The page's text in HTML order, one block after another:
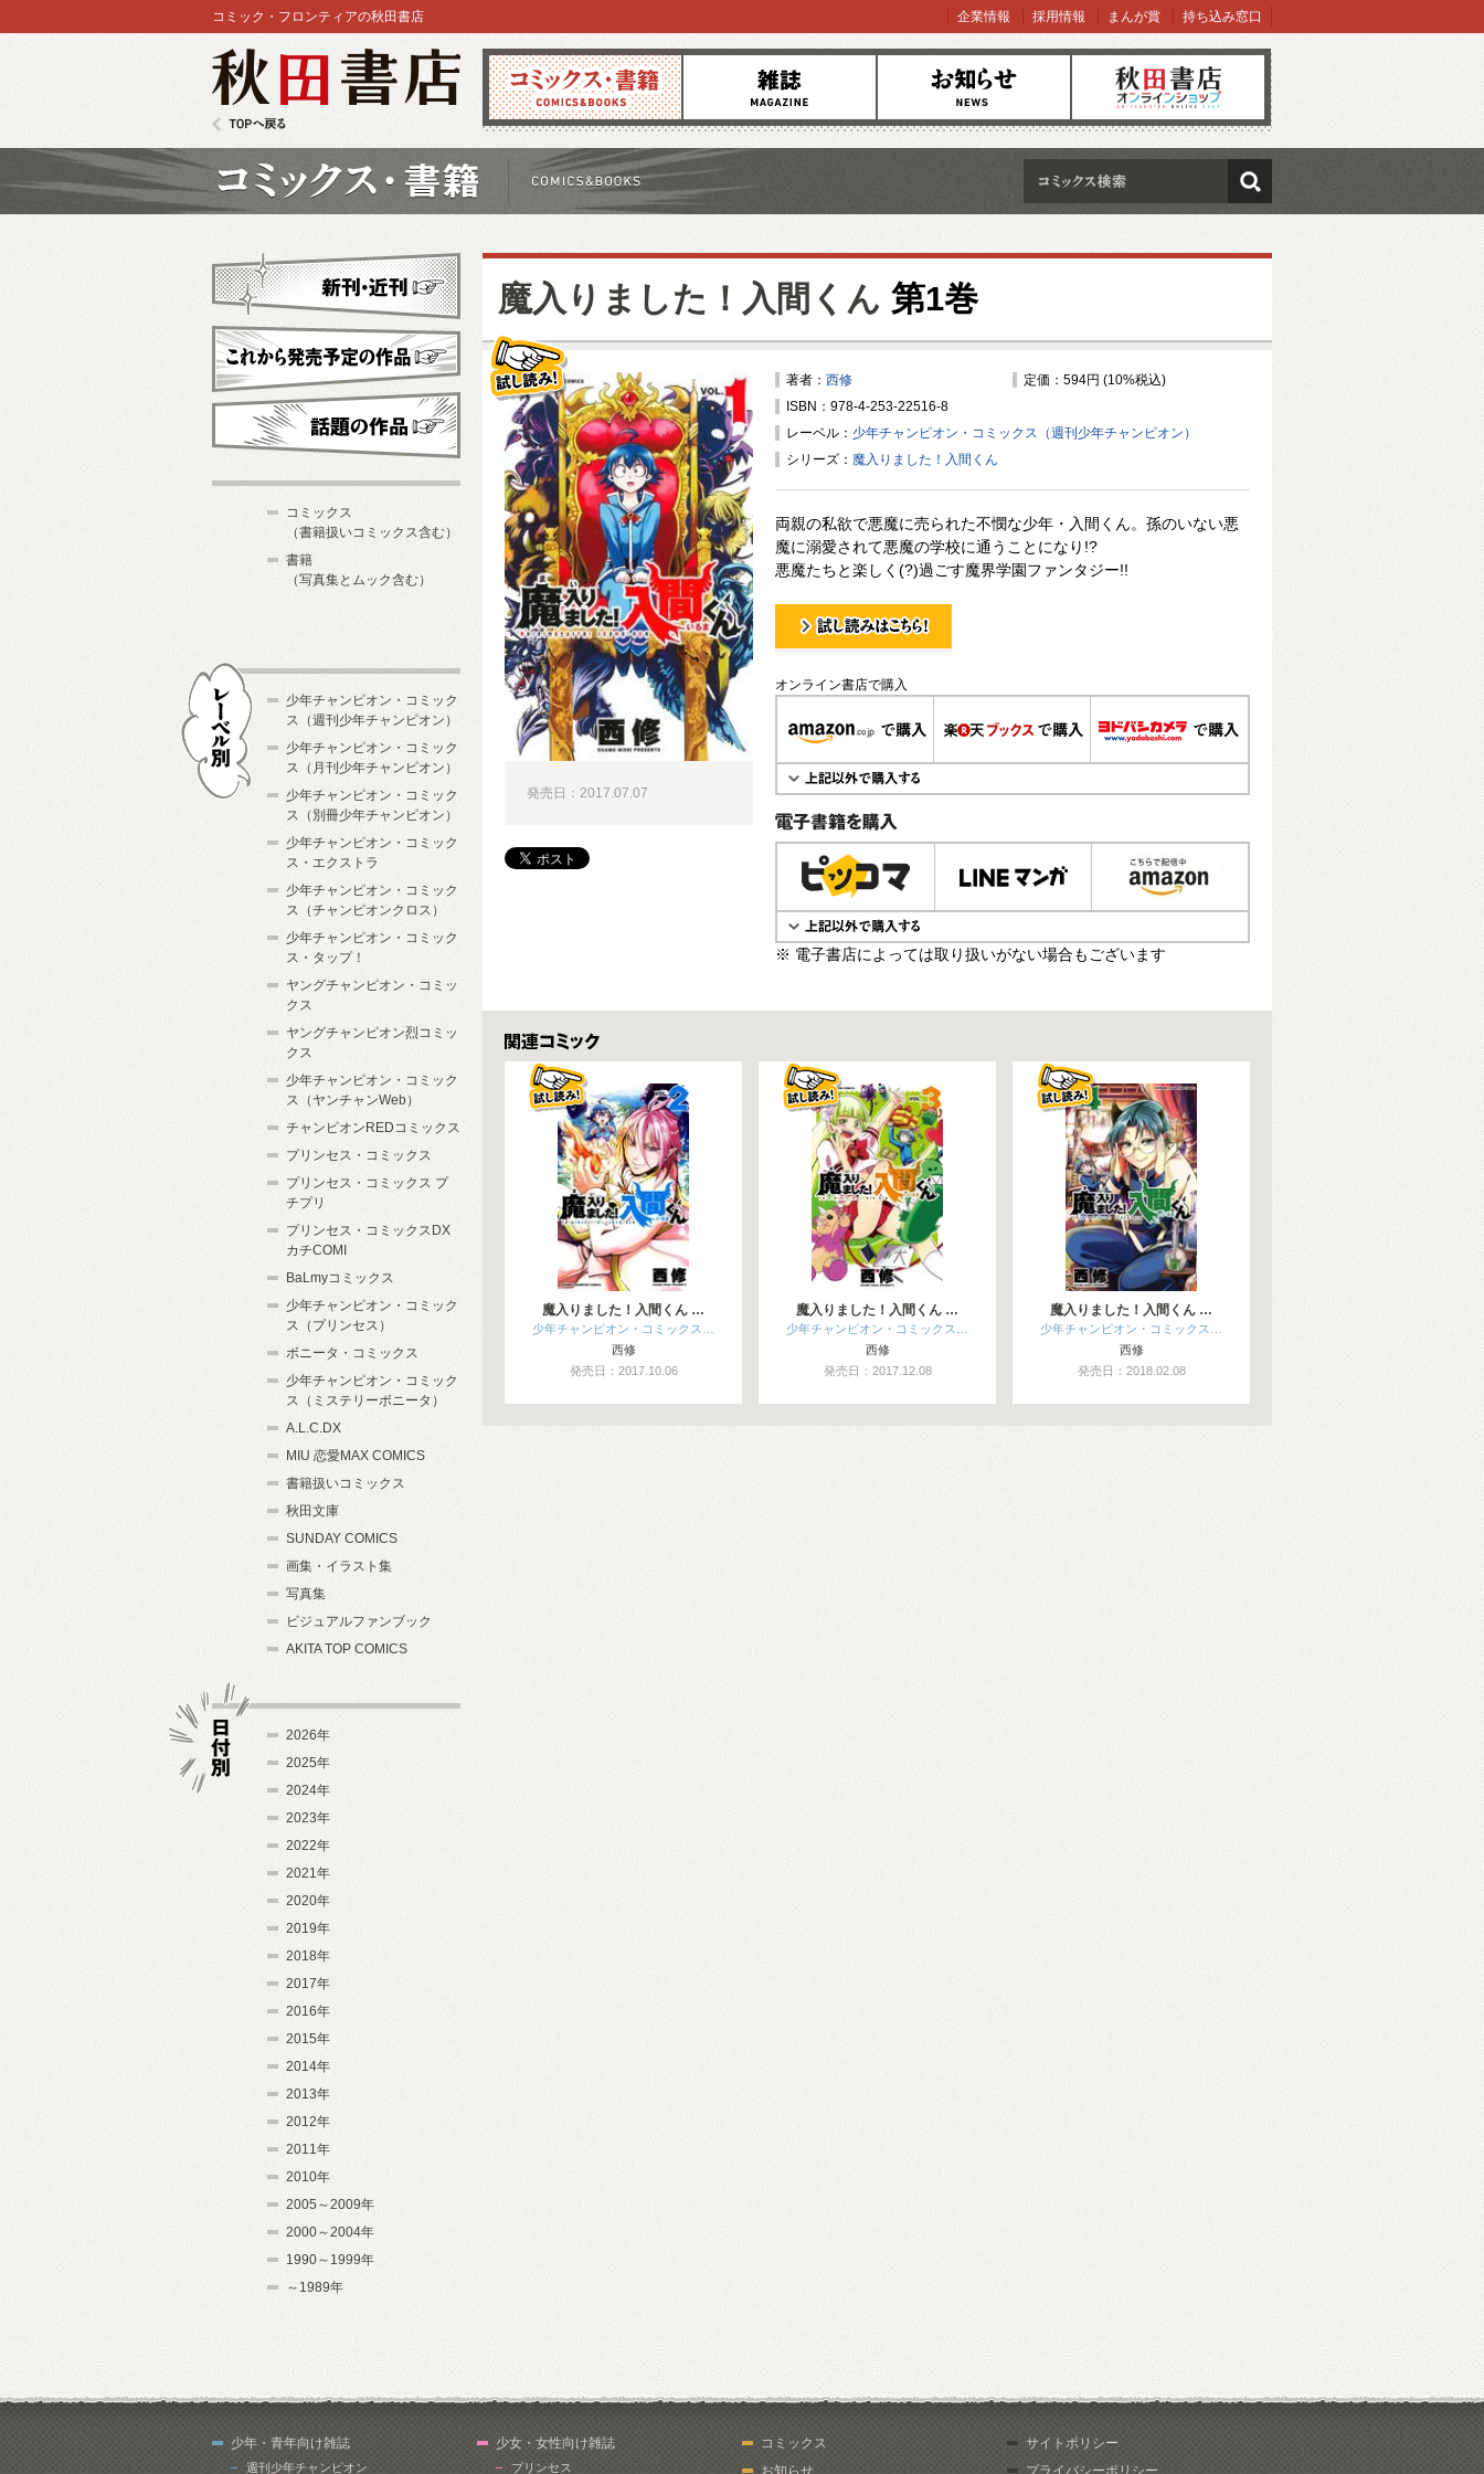
コミックス 雑誌 お知らせ オンラインショップ
コミック・フロンティアの秋田書店 企業情報 採用情報 まんが賞 持ち込み窓口
検索
魔入りました！入間くん 第1巻
著者： 西修
定価：594円 (10%税込)
ISBN：978-4-253-22516-8
レーベル： 少年チャンピオン・コミックス（週刊少年チャンピオン）
シリーズ： 魔入りました！入間くん
両親の私欲で悪魔に売られた不憫な少年・入間くん。孫のいない悪
魔に溺愛されて悪魔の学校に通うことになり!?
悪魔たちと楽しく(?)過ごす魔界学園ファンタジー!!
試し読み！
オンライン書店で購入
電子書籍で購入
※ 電子書店によっては取り扱いがない場合もございます
発売日：2017.07.07
関連コミックス
魔入りました！入間くん …
少年チャンピオン・コミックス…
西修
発売日：2017.10.06
魔入りました！入間くん …
少年チャンピオン・コミックス…
西修
発売日：2017.12.08
魔入りました！入間くん …
少年チャンピオン・コミックス…
西修
発売日：2018.02.08
新刊・近刊
これから発売予定
コミックス
（書籍扱いコミックス含む）
書籍
（写真集とムック含む）
少年チャンピオン・コミック
ス（週刊少年チャンピオン）
少年チャンピオン・コミック
ス（月刊少年チャンピオン）
少年チャンピオン・コミック
ス（別冊少年チャンピオン）
少年チャンピオン・コミック
ス・エクストラ
少年チャンピオン・コミック
ス（チャンピオンクロス）
少年チャンピオン・コミック
ス・タップ！
ヤングチャンピオン・コミッ
クス
ヤングチャンピオン烈コミッ
クス
少年チャンピオン・コミック
ス（ヤンチャンWeb）
チャンピオンREDコミックス
プリンセス・コミックス
プリンセス・コミックス プ
チプリ
プリンセス・コミックスDX
カチCOMI
BaLmyコミックス
少年チャンピオン・コミック
ス（プリンセス）
ボニータ・コミックス
少年チャンピオン・コミック
ス（ミステリーボニータ）
A.L.C.DX
MIU 恋愛MAX COMICS
書籍扱いコミックス
秋田文庫
SUNDAY COMICS
画集・イラスト集
写真集
ビジュアルファンブック
AKITA TOP COMICS
2026年
2025年
2024年
2023年
2022年
2021年
2020年
2019年
2018年
2017年
2016年
2015年
2014年
2013年
2012年
2011年
2010年
2005～2009年
2000～2004年
1990～1999年
～1989年
少年・青年向け雑誌
週刊少年チャンピオン
少女・女性向け雑誌
プリンセス
コミックス
お知らせ
サイトポリシー
プライバシーポリシー